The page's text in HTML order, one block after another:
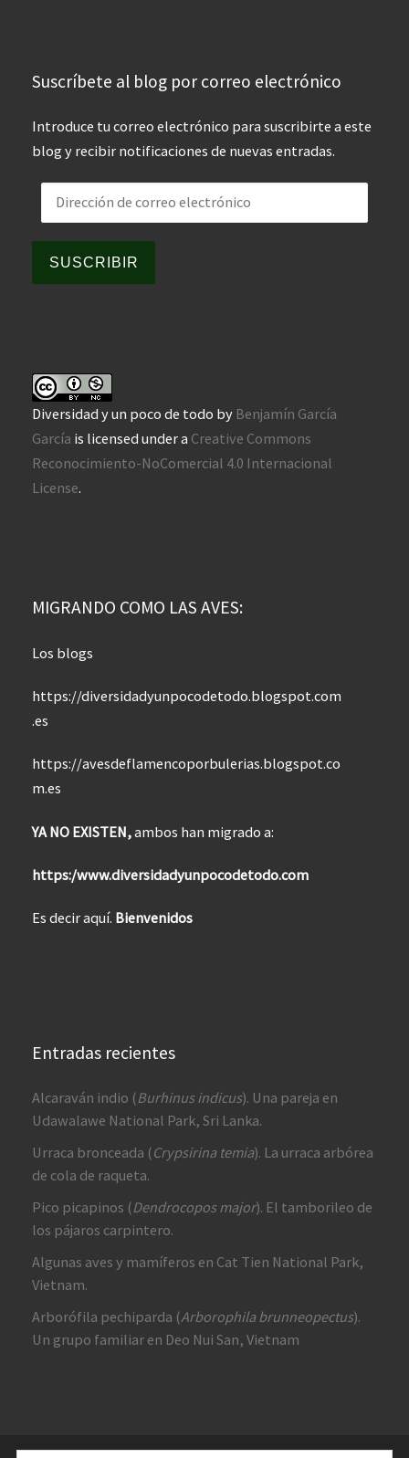
Suscríbete al blog por correo electrónico
Introduce tu correo electrónico para suscribirte a este
blog y recibir notificaciones de nuevas entradas.
Dirección de correo electrónico
SUSCRIBIR
Diversidad y un poco de todo by Benjamín García
García is licensed under a Creative Commons
Reconocimiento-NoComercial 4.0 Internacional
License.
MIGRANDO COMO LAS AVES:
Los blogs
https://diversidadyunpocodetodo.blogspot.com
.es
https://avesdeflamencoporbulerias.blogspot.co
m.es
YA NO EXISTEN,ambos han migrado a:
https:/www.diversidadyunpocodetodo.com
Es decir aquí. Bienvenidos
Entradas recientes
Alcaraván indio (Burhinus indicus). Una pareja en
Udawalawe National Park, Sri Lanka.
Urraca bronceada (Crypsirina temia). La urraca arbórea
de cola de raqueta.
Pico picapinos (Dendrocopos major). El tamborileo de
los pájaros carpintero.
Algunas aves y mamíferos en Cat Tien National Park,
Vietnam.
Arborófila pechiparda (Arborophila brunneopectus).
Un grupo familiar en Deo Nui San, Vietnam